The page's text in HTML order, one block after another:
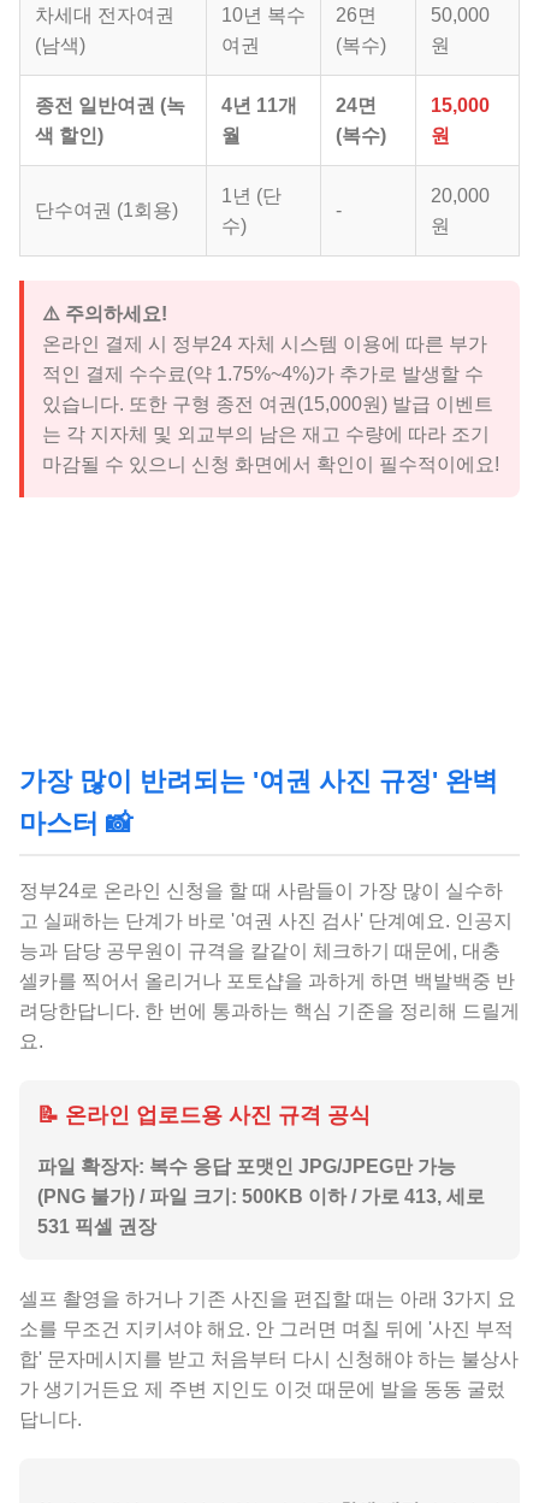
차세대 전자여권
(남색)
10년 복수
여권
26면
(복수)
50,000
원
종전 일반여권 (녹
색 할인)
4년 11개
월
24면
(복수)
15,000
원
단수여권 (1회용)
1년 (단
수)
-
20,000
원
⚠️ 주의하세요!
온라인 결제 시 정부24 자체 시스템 이용에 따른 부가
적인 결제 수수료(약 1.75%~4%)가 추가로 발생할 수
있습니다. 또한 구형 종전 여권(15,000원) 발급 이벤트
는 각 지자체 및 외교부의 남은 재고 수량에 따라 조기
마감될 수 있으니 신청 화면에서 확인이 필수적이에요!
가장 많이 반려되는 '여권 사진 규정' 완벽
마스터 📸
정부24로 온라인 신청을 할 때 사람들이 가장 많이 실수하
고 실패하는 단계가 바로 '여권 사진 검사' 단계예요. 인공지
능과 담당 공무원이 규격을 칼같이 체크하기 때문에, 대충
셀카를 찍어서 올리거나 포토샵을 과하게 하면 백발백중 반
려당한답니다. 한 번에 통과하는 핵심 기준을 정리해 드릴게
요.
📝 온라인 업로드용 사진 규격 공식
파일 확장자: 복수 응답 포맷인 JPG/JPEG만 가능
(PNG 불가) / 파일 크기: 500KB 이하 / 가로 413, 세로
531 픽셀 권장
셀프 촬영을 하거나 기존 사진을 편집할 때는 아래 3가지 요
소를 무조건 지키셔야 해요. 안 그러면 며칠 뒤에 '사진 부적
합' 문자메시지를 받고 처음부터 다시 신청해야 하는 불상사
가 생기거든요 제 주변 지인도 이것 때문에 발을 동동 굴렀
답니다.